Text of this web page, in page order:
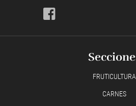
FRUTICULTURA
CARNES